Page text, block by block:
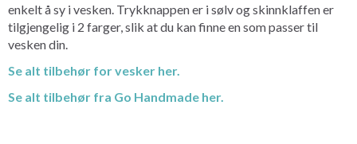
enkelt å sy i vesken. Trykknappen er i sølv og skinnklaffen er
tilgjengelig i 2 farger, slik at du kan finne en som passer til
vesken din.
Se alt tilbehør for vesker her.
Se alt tilbehør fra Go Handmade her.